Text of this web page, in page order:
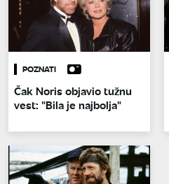
POZNATI
Čak Noris objavio tužnu
vest: "Bila je najbolja"